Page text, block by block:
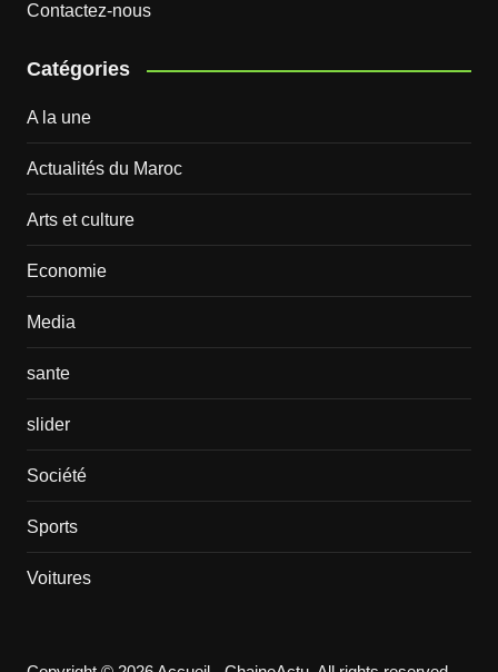
Contactez-nous
Catégories
A la une
Actualités du Maroc
Arts et culture
Economie
Media
sante
slider
Société
Sports
Voitures